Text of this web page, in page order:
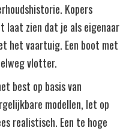
Kopers
laat zien dat je als eigenaar
het vaartuig. Een boot met
vlotter.
best op basis van
modellen, let op
realistisch. Een te hoge